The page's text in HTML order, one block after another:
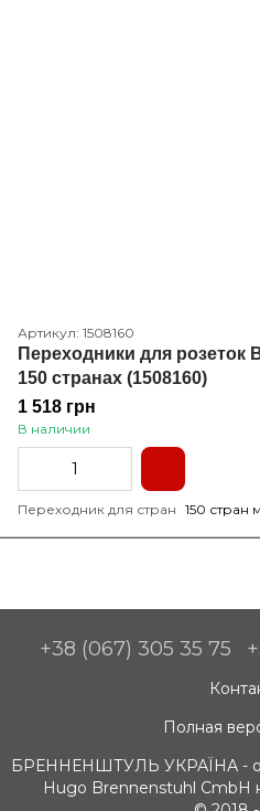
Артикул: 1508160
Переходники для розеток
150 странах (1508160)
1 518 грн
В наличии
Переходник для стран 150 стран
+38 (067) 305 35 75
Полная
БРЕННЕНШТУЛЬ УКРАЇНА -
Hugo Brennenstuhl CmbH